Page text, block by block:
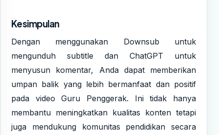
Kesimpulan
Dengan menggunakan Downsub untuk
mengunduh subtitle dan ChatGPT untuk
menyusun komentar, Anda dapat memberikan
umpan balik yang lebih bermanfaat dan positif
pada video Guru Penggerak. Ini tidak hanya
membantu meningkatkan kualitas konten tetapi
juga mendukung komunitas pendidikan secara